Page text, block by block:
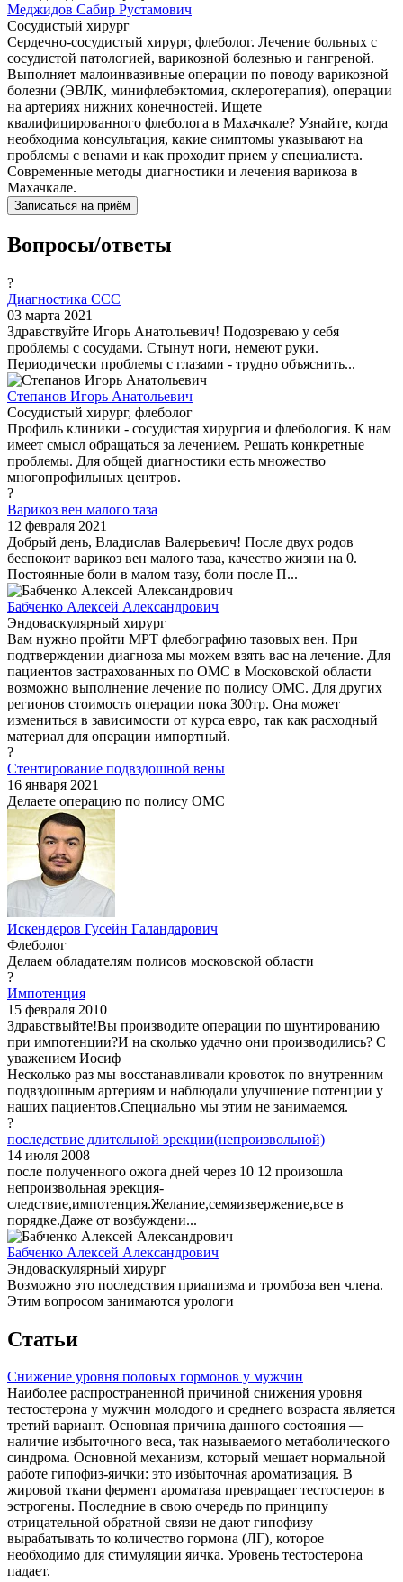
Меджидов Сабир Рустамович
Сосудистый хирург
Сердечно-сосудистый хирург, флеболог. Лечение больных с
сосудистой патологией, варикозной болезнью и гангреной.
Выполняет малоинвазивные операции по поводу варикозной
болезни (ЭВЛК, минифлебэктомия, склеротерапия), операции
на артериях нижних конечностей. Ищете
квалифицированного флеболога в Махачкале? Узнайте, когда
необходима консультация, какие симптомы указывают на
проблемы с венами и как проходит прием у специалиста.
Современные методы диагностики и лечения варикоза в
Махачкале.
Записаться на приём
Вопросы/ответы
?
Диагностика ССС
03 марта 2021
Здравствуйте Игорь Анатольевич! Подозреваю у себя
проблемы с сосудами. Стынут ноги, немеют руки.
Периодически проблемы с глазами - трудно объяснить...
Степанов Игорь Анатольевич
Сосудистый хирург, флеболог
Профиль клиники - сосудистая хирургия и флебология. К нам
имеет смысл обращаться за лечением. Решать конкретные
проблемы. Для общей диагностики есть множество
многопрофильных центров.
?
Варикоз вен малого таза
12 февраля 2021
Добрый день, Владислав Валерьевич! После двух родов
беспокоит варикоз вен малого таза, качество жизни на 0.
Постоянные боли в малом тазу, боли после П...
Бабченко Алексей Александрович
Эндоваскулярный хирург
Вам нужно пройти МРТ флебографию тазовых вен. При
подтверждении диагноза мы можем взять вас на лечение. Для
пациентов застрахованных по ОМС в Московской области
возможно выполнение лечение по полису ОМС. Для других
регионов стоимость операции пока 300тр. Она может
измениться в зависимости от курса евро, так как расходный
материал для операции импортный.
?
Стентирование подвздошной вены
16 января 2021
Делаете операцию по полису ОМС
Искендеров Гусейн Галандарович
Флеболог
Делаем обладателям полисов московской области
?
Импотенция
15 февраля 2010
Здравствыйте!Вы производите операции по шунтированию
при импотенции?И на сколько удачно они производились? С
уважением Иосиф
Несколько раз мы восстанавливали кровоток по внутренним
подвздошным артериям и наблюдали улучшение потенции у
наших пациентов.Специально мы этим не занимаемся.
?
последствие длительной эрекции(непроизвольной)
14 июля 2008
после полученного ожога дней через 10 12 произошла
непроизвольная эрекция-
следствие,импотенция.Желание,семяизвержение,все в
порядке.Даже от возбуждени...
Бабченко Алексей Александрович
Эндоваскулярный хирург
Возможно это последствия приапизма и тромбоза вен члена.
Этим вопросом занимаются урологи
Статьи
Снижение уровня половых гормонов у мужчин
Наиболее распространенной причиной снижения уровня
тестостерона у мужчин молодого и среднего возраста является
третий вариант. Основная причина данного состояния —
наличие избыточного веса, так называемого метаболического
синдрома. Основной механизм, который мешает нормальной
работе гипофиз-яички: это избыточная ароматизация. В
жировой ткани фермент ароматаза превращает тестостерон в
эстрогены. Последние в свою очередь по принципу
отрицательной обратной связи не дают гипофизу
вырабатывать то количество гормона (ЛГ), которое
необходимо для стимуляции яичка. Уровень тестостерона
падает.